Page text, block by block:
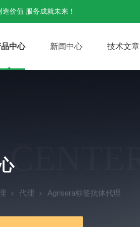
价值 服务成就未来！
品中心 新闻中心 技术文章
代理 Agrisera标签抗体代理